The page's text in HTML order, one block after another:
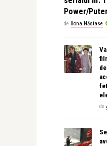
Power/
de Ilona Năstase
de